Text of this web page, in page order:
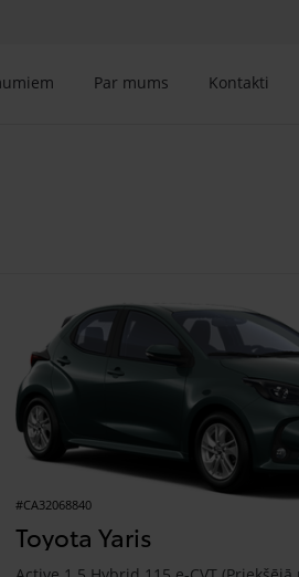
Par mums Kontakti
#CA32068840
Toyota Yaris